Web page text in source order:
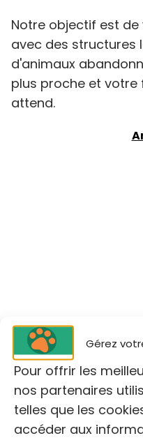
Gérez
Pour offrir les
nos partenaires
telles que les
accéder aux
Notre objectif est
avec des structures
d'animaux
plus proche et votre
attend.